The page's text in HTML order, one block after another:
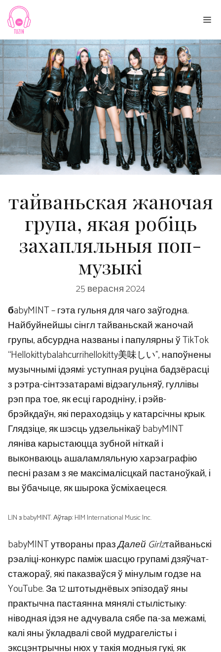
Skip
content
тайваньская жаночая
група, якая робіць
захапляльныя поп-
музыкі
25 верасня 2024
бabyMINT – гэта гульня для чаго заўгодна.
Найбуйнейшы сінгл тайваньскай жаночай
групы, абсурдна названы і папулярны ў TikTok
“Hellokittybalahcurrihellokitty美味しい”, напоўнены
музычнымі ідэямі: уступная руціна бадзёрасці
з рэтра-сінтэзатарамі відэагульняў, гуллівы
рэп пра тое, як есці гародніну, і рэйв-
брэйкдаўн, які пераходзіць у катарсічны крык.
Глядзіце, як шэсць удзельнікаў babyMINT
ляніва карыстаюцца зубной ніткай і
выконваюць ашаламляльную харэаграфію
песні разам з яе максімалісцкай пастаноўкай, і
вы ўбачыце, як шырока ўсміхаецеся.
LIN з babyMINT. Аўтар: HIM International Music Inc.
babyMINT утвораны празДалей Girlzтайваньскі
рэаліці-конкурс паміж шасцю групамі дзяўчат-
стажораў, які паказваўся ў мінулым годзе на
YouTube. За 12 штотыднёвых эпізодаў яны
практычна пастаянна мянялі стылістыку:
ніводная ідэя не адчувала сябе па-за межамі,
калі яны ўкладвалі свой мудрагелісты і
эксцэнтрычны нюх у такія модныя гукі, як